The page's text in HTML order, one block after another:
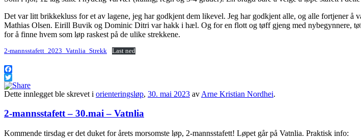
Det var litt brikkekluss for et av lagene, jeg har godkjent dem likevel. Jeg har godkjent alle, og alle fortjener
Mathias Olsen. Eirill Buvik og Dominic Ditri var hakk i hæl. Og for en flott og tøff gjeng med nybegynnere,
for å finne hvem som løp raskest på de ulike strekkene.
2-mannsstafett_2023_Vatnlia_Strekk Last ned
Facebook
Twitter
Dette innlegget ble skrevet i orienteringsløp, 30. mai 2023 av Arne Kristian Nordhei.
2-mannsstafett – 30.mai – Vatnlia
Kommende tirsdag er det duket for årets morsomste løp, 2-mannsstafett! Løpet går på Vatnlia. Praktisk info: